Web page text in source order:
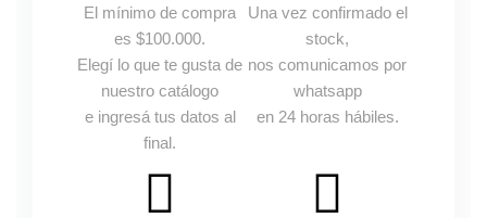
El mínimo de compra
es $100.000.
Elegí lo que te gusta de
nuestro catálogo
e ingresá tus datos al
final.
Una vez confirmado el
stock,
nos comunicamos por
whatsapp
en 24 horas hábiles.